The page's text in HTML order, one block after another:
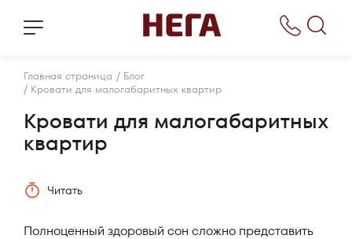
Главная страница / Блог
/ Кровати для малогабаритных квартир
Кровати для малогабаритных
квартир
Читать
Полноценный здоровый сон сложно представить